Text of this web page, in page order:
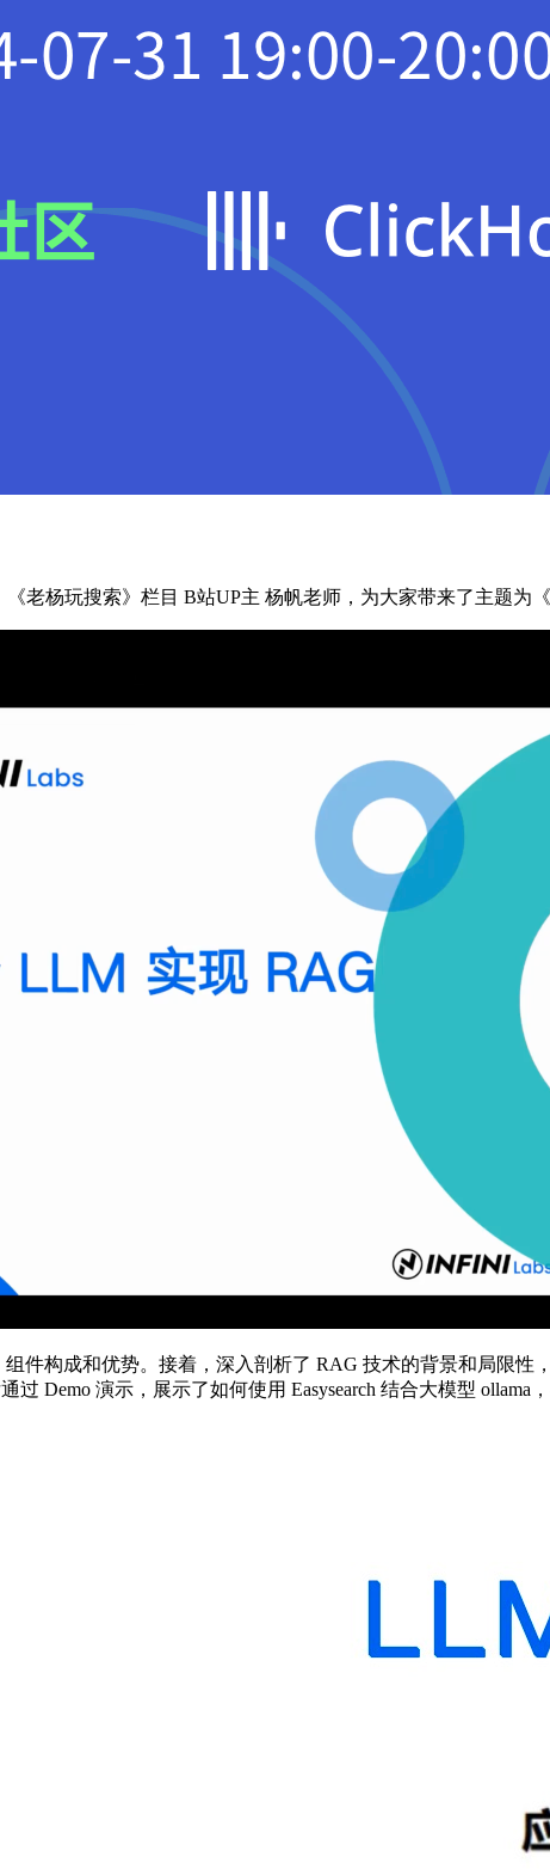
老杨玩搜索》栏目 B站UP主 杨帆老师，为大家带来了主题为《
件构成和优势。接着，深入剖析了 RAG 技术的背景和局限性
Demo 演示，展示了如何使用 Easysearch 结合大模型